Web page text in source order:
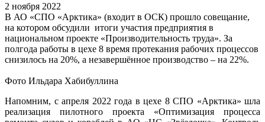
2 ноября 2022
В АО «СПО «Арктика» (входит в ОСК) прошло совещание,
на котором обсудили итоги участия предприятия в
национальном проекте «Производительность труда». За
полгода работы в цехе 8 время протекания рабочих процессов
снизилось на 20%, а незавершённое производство – на 22%.
Фото Ильдара Хабибуллина
Напомним, с апреля 2022 года в цехе 8 СПО «Арктика» шла
реализация пилотного проекта «Оптимизация процесса